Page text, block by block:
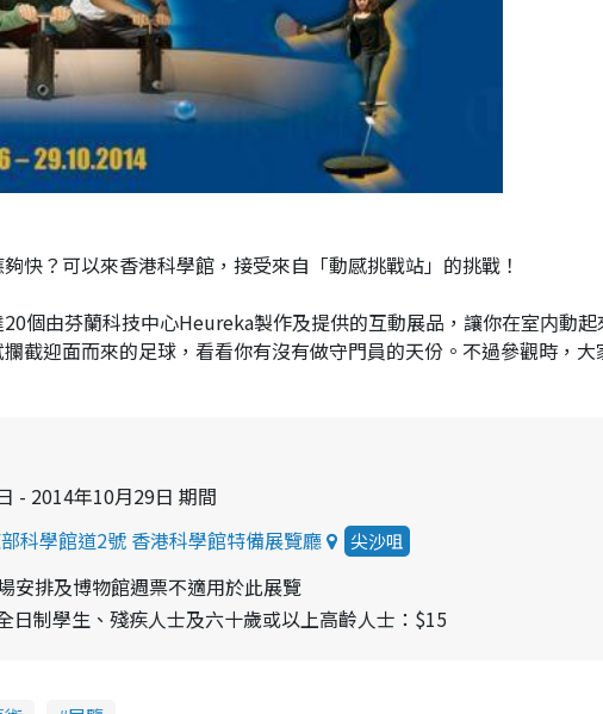
快？可以來香港科學館，接受來自「動感挑戰站」的挑戰！
20個由芬蘭科技中心Heureka製作及提供的互動展品，讓你在室内動
截迎面而來的足球，看看你有沒有做守門員的天份 。不過參觀時，
- 2014年10月29日 期間
科學館道2號 香港科學館特備展覽廳 尖沙咀
安排及博物館週票不適用於此展覽
日制學生、殘疾人士及六十歲或以上高齡人士：$15